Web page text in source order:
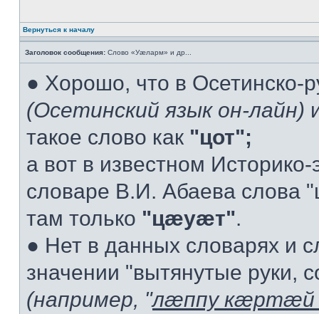
Вернуться к началу
Заголовок сообщения: Слово «Уæларм» и др...
● Хорошо, что в Осетинско-
(Осетинский язык он-лайн)
такое слово как "цот";
а вот в известном
словаре В.И. Абаева слова
там только "цæуæт".
● Нет в данных словарях и
значении "вытянутые руки,
(например, "лæппу кæртæй